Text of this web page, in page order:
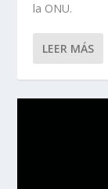
la ONU.
LEER MÁS